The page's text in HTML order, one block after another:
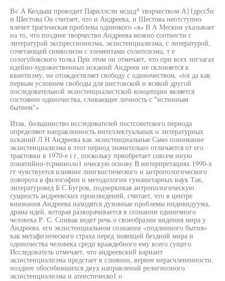
В< А Келдыш проводит Париллсли мсшд^ творчеством А}1дрсс5и
н Шестова Он считает, что и Андреева, и Шестова неотступно
влечет трагическая проблема одинокого «я» В А Мескин указываег
на то, что позднее творчество Андреева можно соотнести с
литературой экспрессионизма, экзистенциализма, с литературой,
сочетающей символизм с элементами солипсизма, т е
сологубовского толка При этом он отмечает, что при всех зигзагах
идейно-художественных исканий Андреев не склоняется к
квиетизму, не отождествляет свободу с одиночеством, «toi да как
первым условием свободы для шестовской и всякой другой
последовательной экзистенциалистской концепции является
состояние одиночества, сливающее личность с "истинным
бытием"»
Итак, большинство исследователей постсоветского периода
определяют направленность интеллектуальных и литературных
исканий Л H Андреева как экзистенциальные Само понимание
экзистенциализма в этот период значительно отличается от его
трактовки в 1970-е i г, поскольку приобретает совсем иную
понятийно-тсрминоло1 ическую основу В интерпретациях 1990-х
гг чувствуется влияние лингвистического и антропологического
поворота в философии и методологии гуманитарных наук Так,
литературовед Б С Бугров, подчеркивая антропологическую
сущность андреевских произведений, считает, что в центре
внимания Андреева находятся духовные проблемы индивидуума,
драма идей, которая разворачивается в сознании единичного
человека Р. С. Спивак ведет речь о своеобразии видения мира у
Андреева, его экзистенциальном сознании «подлинного бытия»
как метафизического страха перед зияющей бездной мира и
одиночества человека среди враждебного ему всего сущего
Исследователь отмечает, что андреевский вариант
экзистенциализма предстает в слиянии, вернее нерасчлененности,
позднее обособившихся двух направлений религиозного
экзистенциализма и атеистическо1 о